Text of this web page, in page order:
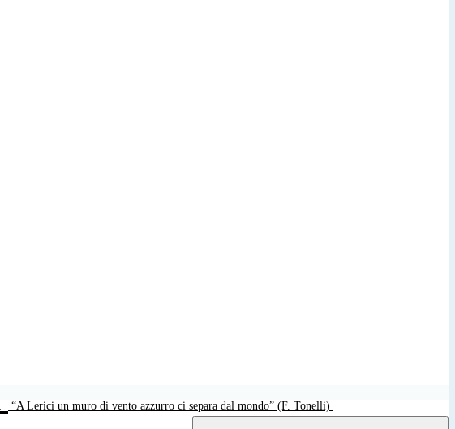
“A Lerici un muro di vento azzurro ci separa dal mondo” (F. Tonelli)